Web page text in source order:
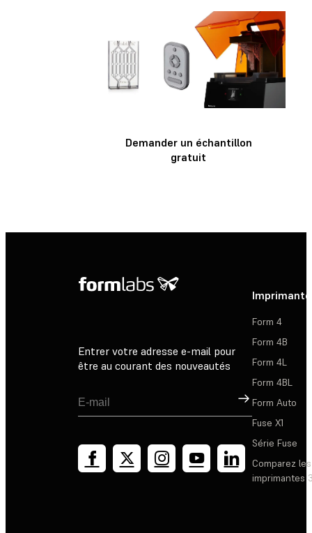
Demander un échantillon
gratuit
Entrer votre adresse e-mail pour
être au courant des nouveautés
Inscription
Form 4
Form 4B
Form 4L
Form 4BL
Form Auto
Fuse X1
Série Fuse
Comparez les
imprimantes